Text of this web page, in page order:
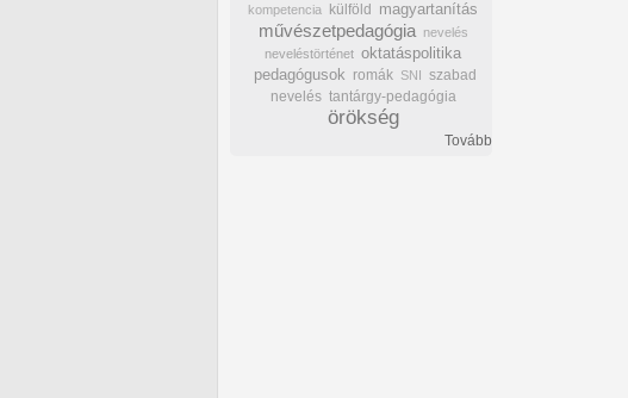
kompetencia külföld magyartanítás
művészetpedagógia
nevelés
neveléstörténet oktatáspolitika
pedagógusok romák SNI szabad
nevelés tantárgy-pedagógia
örökség
Tovább